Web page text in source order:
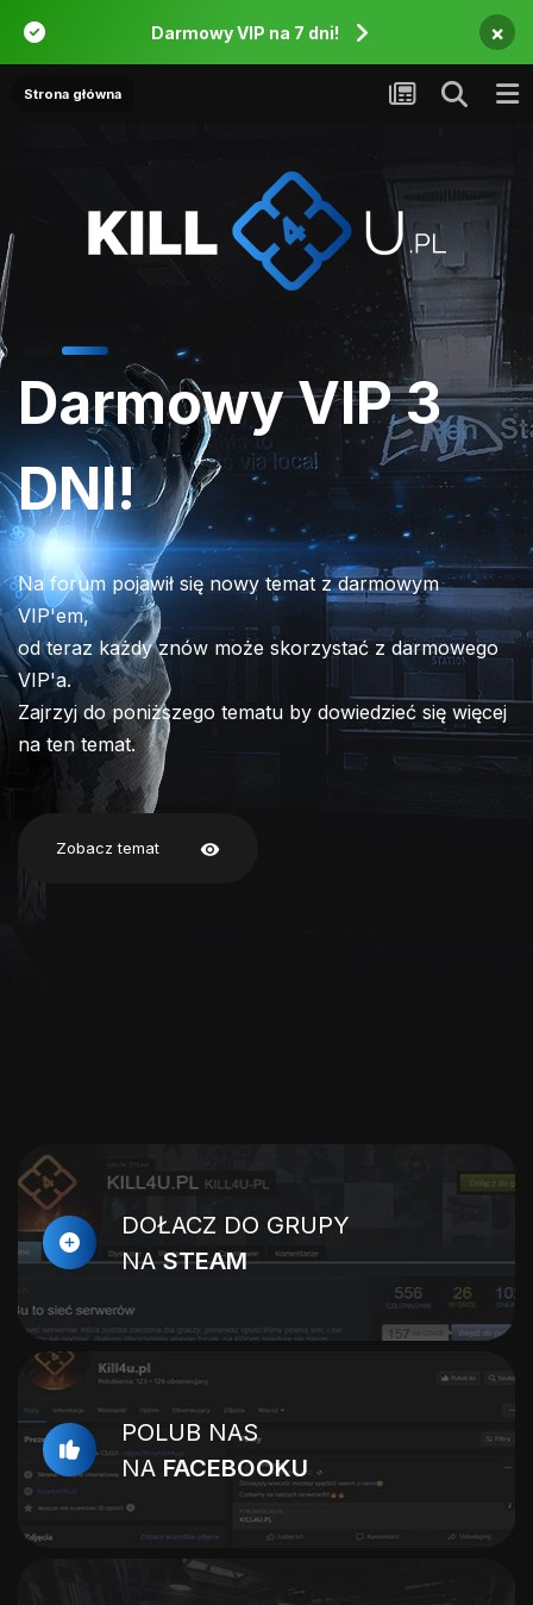
Darmowy VIP na 7 dni! ×
Strona główna
Darmowy VIP 3
DNI!
Na forum pojawił się nowy temat z darmowym
VIP'em,
od teraz każdy znów może skorzystać z darmowego
VIP'a.
Zajrzyj do poniższego tematu by dowiedzieć się więcej
na ten temat.
Zobacz temat visibility
DOŁACZ DO GRUPY
NASTEAM
POLUB NAS
NA FACEBOOKU